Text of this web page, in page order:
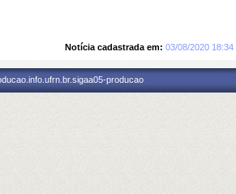
Notícia cadastrada em: 03/08/2020 18:34
producao